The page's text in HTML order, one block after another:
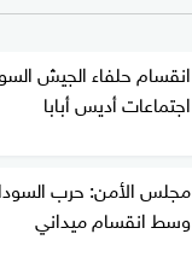
انقسام حلفاء الجيش
اجتماعات أديس أبابا
مجلس الأمن: حرب
وسط انقسام ميداني